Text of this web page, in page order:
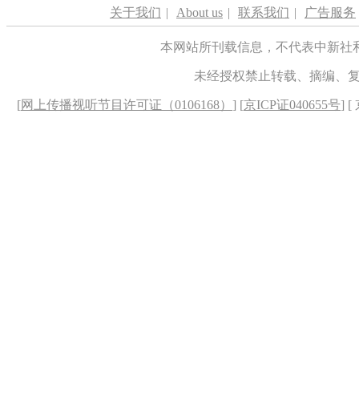
关于我们 | About us | 联系我们 | 广告服务
本网站所刊载信息，不代表中新
未经授权禁止转载、摘编、
[网上传播视听节目许可证（0106168） ] [京ICP证040655号] [